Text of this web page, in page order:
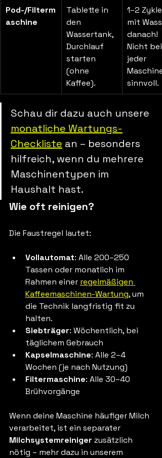
Pod-/Filterm
aschine
Tablette in
den
Wassertank,
Durchlauf
starten
(ohne
Kaffee).
1–2
mit
danach!
Nicht bei
jeder
Maschine
sinnvoll.
Schau dir dazu auch unsere
monatliche Wartungs-
Checkliste an – besonders
hilfreich, wenn du mehrere
Maschinentypen im
Haushalt hast.
Wie oft reinigen?
Die Faustregel lautet:
Vollautomat: Alle 200–250
Tassen oder monatlich im
Rahmen einer regelmäßigen
Kaffeemaschinen-Wartung, um
die Technik langfristig fit zu
halten.
Siebträger: Wöchentlich, bei
täglichem Gebrauch
Kapselmaschine: Alle 2–4
Wochen (je nach Nutzung)
Filtermaschine: Alle 30–40
Brühvorgänge
Wenn deine Maschine häufiger Milch
verarbeitet, ist ein separater
Milchsystemreiniger zusätzlich
nötig – mehr dazu in unserem